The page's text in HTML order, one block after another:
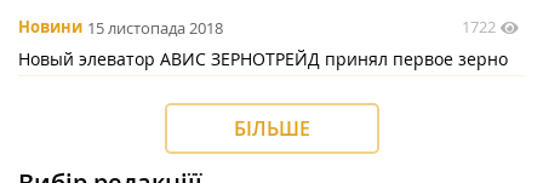
Новини 15 листопада 2018 1722
Новый элеватор АВИС ЗЕРНОТРЕЙД принял первое зерно
БІЛЬШЕ